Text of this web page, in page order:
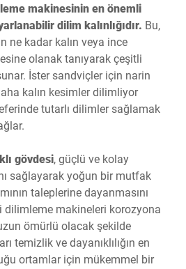
makinesinin en önemli
dilim kalınlığıdır. Bu,
ne kadar kalın veya ince
olanak tanıyarak çeşitli
İster sandviçler için narin
kalın kesimler dilimliyor
tutarlı dilimler sağlamak
gövdesi, güçlü ve kolay
sağlayarak yoğun bir mutfak
taleplerine dayanmasını
dilimleme makineleri korozyona
uzun ömürlü olacak şekilde
temizlik ve dayanıklılığın en
ortamlar için mükemmel bir